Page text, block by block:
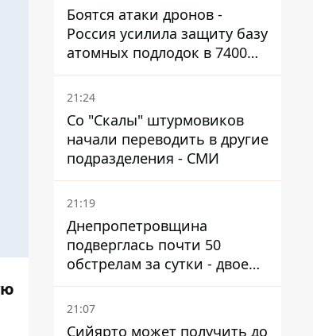
Боятся атаки дронов -
Россия усилила защиту базу
атомных подлодок в 7400
км от Украины
21:24
Со "Скалы" штурмовиков
начали переводить в другие
подразделения - СМИ
21:19
Днепропетровщина
подверглась почти 50
обстрелам за сутки - двое
погибших, шесть
пострадавших
21:07
Сийярто может получить до